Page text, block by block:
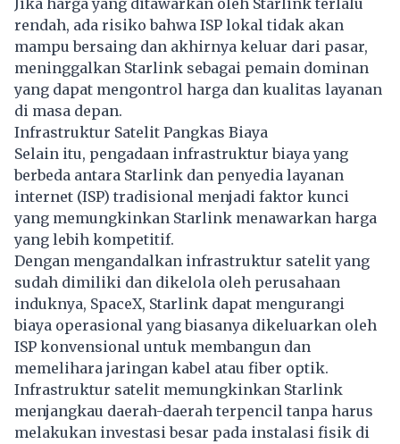
Jika harga yang ditawarkan oleh Starlink terlalu
rendah, ada risiko bahwa ISP lokal tidak akan
mampu bersaing dan akhirnya keluar dari pasar,
meninggalkan Starlink sebagai pemain dominan
yang dapat mengontrol harga dan kualitas layanan
di masa depan.
Infrastruktur Satelit Pangkas Biaya
Selain itu, pengadaan infrastruktur biaya yang
berbeda antara Starlink dan penyedia layanan
internet (ISP) tradisional menjadi faktor kunci
yang memungkinkan Starlink menawarkan harga
yang lebih kompetitif.
Dengan mengandalkan infrastruktur satelit yang
sudah dimiliki dan dikelola oleh perusahaan
induknya, SpaceX, Starlink dapat mengurangi
biaya operasional yang biasanya dikeluarkan oleh
ISP konvensional untuk membangun dan
memelihara jaringan kabel atau fiber optik.
Infrastruktur satelit memungkinkan Starlink
menjangkau daerah-daerah terpencil tanpa harus
melakukan investasi besar pada instalasi fisik di